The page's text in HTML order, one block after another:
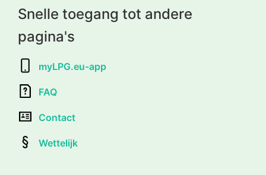
Snelle toegang tot andere
pagina's
myLPG.eu-app
FAQ
Contact
Wettelijk